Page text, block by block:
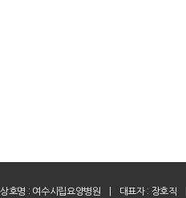
상호명 : 여수시립요양병원 대표자 : 장호직